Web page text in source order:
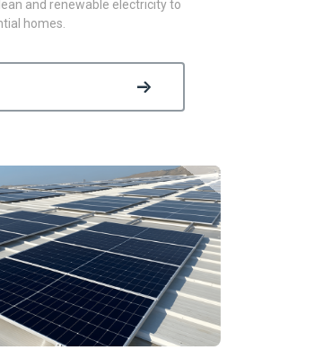
and renewable electricity to
homes.